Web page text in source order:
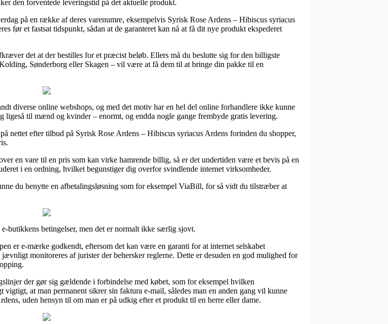
den forventede leveringstid på det aktuelle produkt.
på en række af deres varenumre, eksempelvis Syrisk Rose Ardens – Hibiscus syriacus
før et fastsat tidspunkt, sådan at de garanteret kan nå at få dit nye produkt ekspederet
det at der bestilles for et præcist beløb. Ellers må du beslutte sig for den billigste
Sønderborg eller Skagen – vil være at få dem til at bringe din pakke til en
diverse online webshops, og med det motiv har en hel del online forhandlere ikke kunne
ligeså til mænd og kvinder – enormt, og endda nogle gange frembyde gratis levering.
nettet efter tilbud på Syrisk Rose Ardens – Hibiscus syriacus Ardens forinden du shopper,
en vare til en pris som kan virke hamrende billig, så er det undertiden være et bevis på en
i en ordning, hvilket begunstiger dig overfor svindlende internet virksomheder.
du benytte en afbetalingsløsning som for eksempel ViaBill, for så vidt du tilstræber at
butikkens betingelser, men det er normalt ikke særlig sjovt.
er e-mærke godkendt, eftersom det kan være en garanti for at internet selskabet
monitoreres af jurister der behersker reglerne. Dette er desuden en god mulighed for
der gør sig gældende i forbindelse med købet, som for eksempel hvilken
at man permanent sikrer sin faktura e-mail, således man en anden gang vil kunne
uden hensyn til om man er på udkig efter et produkt til en herre eller dame.